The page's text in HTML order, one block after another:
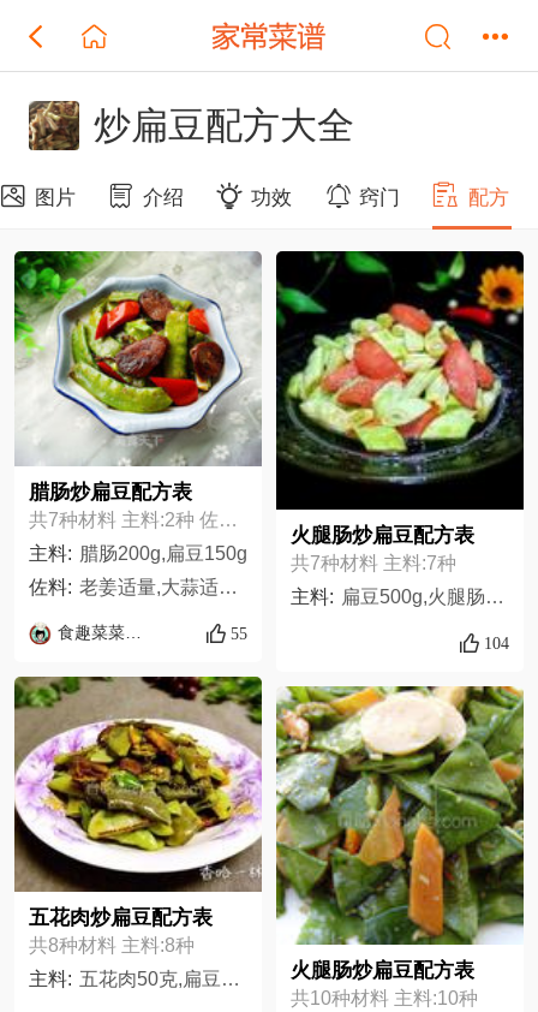
炒扁豆配方大全
图片 介绍 功效 窍门 配方
腊肠炒扁豆配方表
共7种材料 主料:2种 佐料:5种
主料: 腊肠200g,扁豆150g
佐料: 老姜适量,大蒜适量,葱适量,红辣椒50g,盐适量
食趣菜菜屋的屋 55
五花肉炒扁豆配方表
共8种材料 主料:8种
主料: 五花肉50克,扁豆400克,老姜适量,青椒2个,大蒜适量,味精适量,食用油少许,盐适量
火腿肠炒扁豆配方表
共7种材料 主料:7种
主料: 扁豆500g,火腿肠120g,盐适量,油适量,鸡精适量,五香粉适量,味极鲜适量,
104
火腿肠炒扁豆配方表
共10种材料 主料:10种